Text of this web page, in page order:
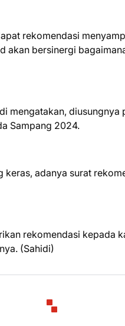
rekomendasi
akan bersinergi
mengatakan,
Sampang 2024.
keras, adanya surat
rekomendasi kepada
(Sahidi)